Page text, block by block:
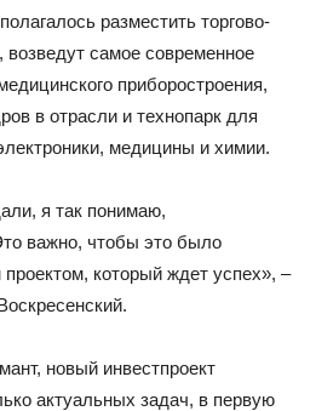
разместить торгово-
возведут самое современное
приборостроения,
в отрасли и технопарк для
медицины и химии.
я так понимаю,
важно, чтобы это было
который ждет успех», –
новый инвестпроект
актуальных задач, в первую